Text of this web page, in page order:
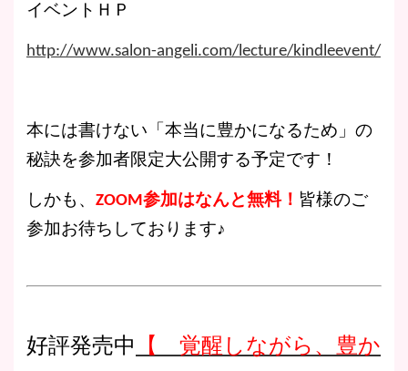
イベントＨＰ
http://www.salon-angeli.com/lecture/kindleevent/
本には書けない「本当に豊かになるため」の
秘訣を参加者限定大公開する予定です！
しかも、 ZOOM参加はなんと無料！ 皆様のご
参加お待ちしております♪
好評発売中
【 覚醒しながら、豊か